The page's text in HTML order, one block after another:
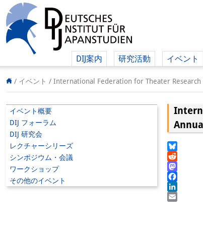
DIJ案内 研究活動 イベント
/ イベント / International Federation for Theater Research
イベント概要
DIJ フォーラム
DIJ 研究会
レクチャーシリーズ
シンポジウム・会議
ワークショップ
その他のイベント
Bluesky
Reddit
LinkedIn